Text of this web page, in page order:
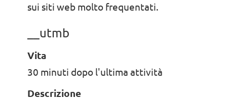
sui siti web molto frequentati.
__utmb
Vita
30 minuti dopo l'ultima attività
Descrizione